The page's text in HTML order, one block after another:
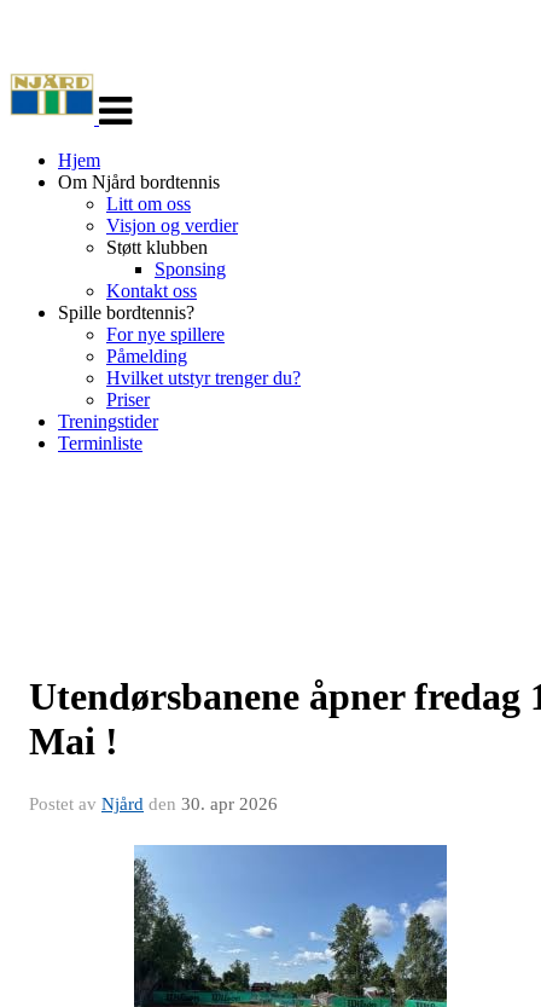
navigasjon
Hjem
Om Njård bordtennis
Litt om oss
Visjon og verdier
Støtt klubben
Sponsing
Kontakt oss
Spille bordtennis?
For nye spillere
Påmelding
Hvilket utstyr trenger du?
Priser
Treningstider
Terminliste
Utendørsbanene åpner fredag
Mai !
Postet av Njård den 30. apr 2026